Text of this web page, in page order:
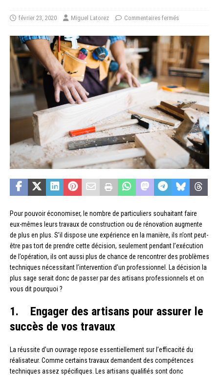
février 23, 2020 Miguel Latorez Commentaires fermés
Pour pouvoir économiser, le nombre de particuliers souhaitant faire
eux-mêmes leurs travaux de construction ou de rénovation augmente
de plus en plus. S’il dispose une expérience en la manière, ils n’ont peut-
être pas tort de prendre cette décision, seulement pendant l’exécution
de l’opération, ils ont aussi plus de chance de rencontrer des problèmes
techniques nécessitant l’intervention d’un professionnel. La décision la
plus sage serait donc de passer par des artisans professionnels et on
vous dit pourquoi ?
1. Engager des artisans pour assurer le
succès de vos travaux
La réussite d’un ouvrage repose essentiellement sur l’efficacité du
réalisateur. Comme certains travaux demandent des compétences
techniques assez spécifiques. Les artisans qualifiés sont donc